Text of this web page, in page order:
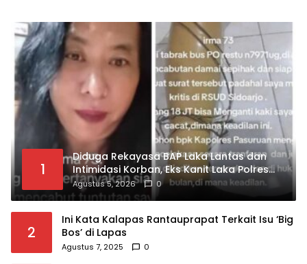
1
Diduga Rekayasa BAP Laka Lantas dan
Intimidasi Korban, Eks Kanit Laka Polres
Pasuruan Dilaporkan ke Propam Polda
Jatim
Agustus 5, 2026 0
2
Ini Kata Kalapas Rantauprapat Terkait Isu ‘Big
Bos’ di Lapas
Agustus 7, 2025 0